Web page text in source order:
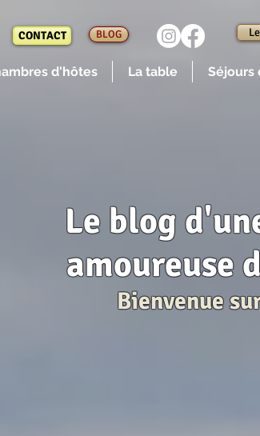
CONTACT BLOG
d'hôtes La table Séjours
Le blog
amoureuse
Bienvenue